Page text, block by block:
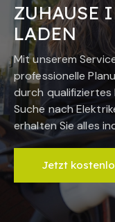
ZUHAUSE
LADEN
Mit unserem
professionelle
durch qualifiziertes
Suche nach
erhalten Sie alles
Jetzt